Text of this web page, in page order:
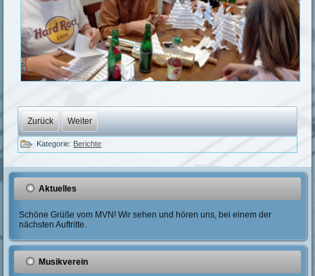
Zurück Weiter
Kategorie: Berichte
Aktuelles
Schöne Grüße vom MVN! Wir sehen und hören uns, bei einem der
nächsten Auftritte.
Musikverein